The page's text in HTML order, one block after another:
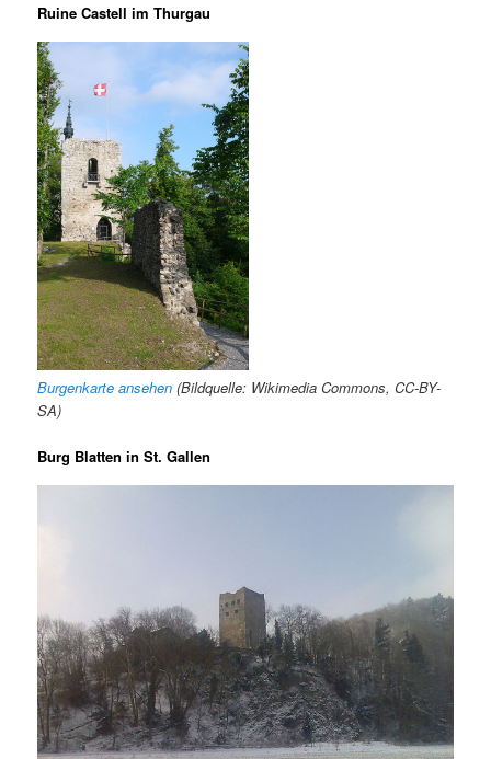
Ruine Castell im Thurgau
Burgenkarte ansehen (Bildquelle: Wikimedia Commons, CC-BY-
SA)
Burg Blatten in St. Gallen